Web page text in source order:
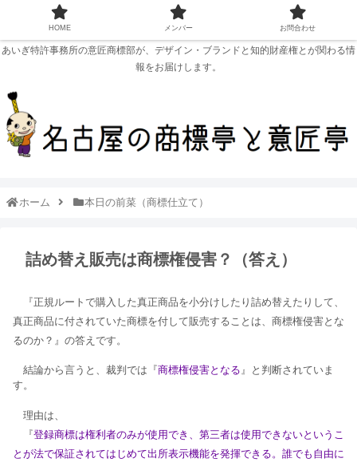
あいぎ特許事務所の意匠商標部が、デザイン・ブランドと知的財産権とが関わる情
報をお届けします。
ホーム 本日の前菜（商標仕立て）
詰め替え販売は商標権侵害？（答え）
『正規ルートで購入した真正商品を小分けしたり詰め替えたりして、
真正商品に付されていた商標を付して販売することは、商標権侵害とな
るのか？』の答えです。
結論から言うと、裁判では『商標権侵害となる 』と判断されていま
す。
理由は、
『登録商標は権利者のみが使用でき、第三者は使用できないというこ
とが法で保証されてはじめて出所表示機能を発揮できる。誰でも自由に
HOME メンバー お問合わせ